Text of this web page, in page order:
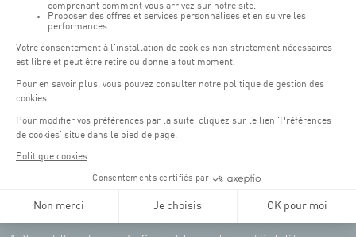
Wochenende: 07:30 - 19:00 Uhr
Remember to check the opening hours of each activity.
Zugriff:
COQUE • 2, rue Léon Hengen, Luxembourg (L-1745)
Öffentliche Verkehrsmittel: Tram station "Coque"
Parkplätze
Parking Coque: Kostenpflichtig -3 Stunden kostenfreies
Parken für Coque Kunden
(ausser bei Veranstaltungen)